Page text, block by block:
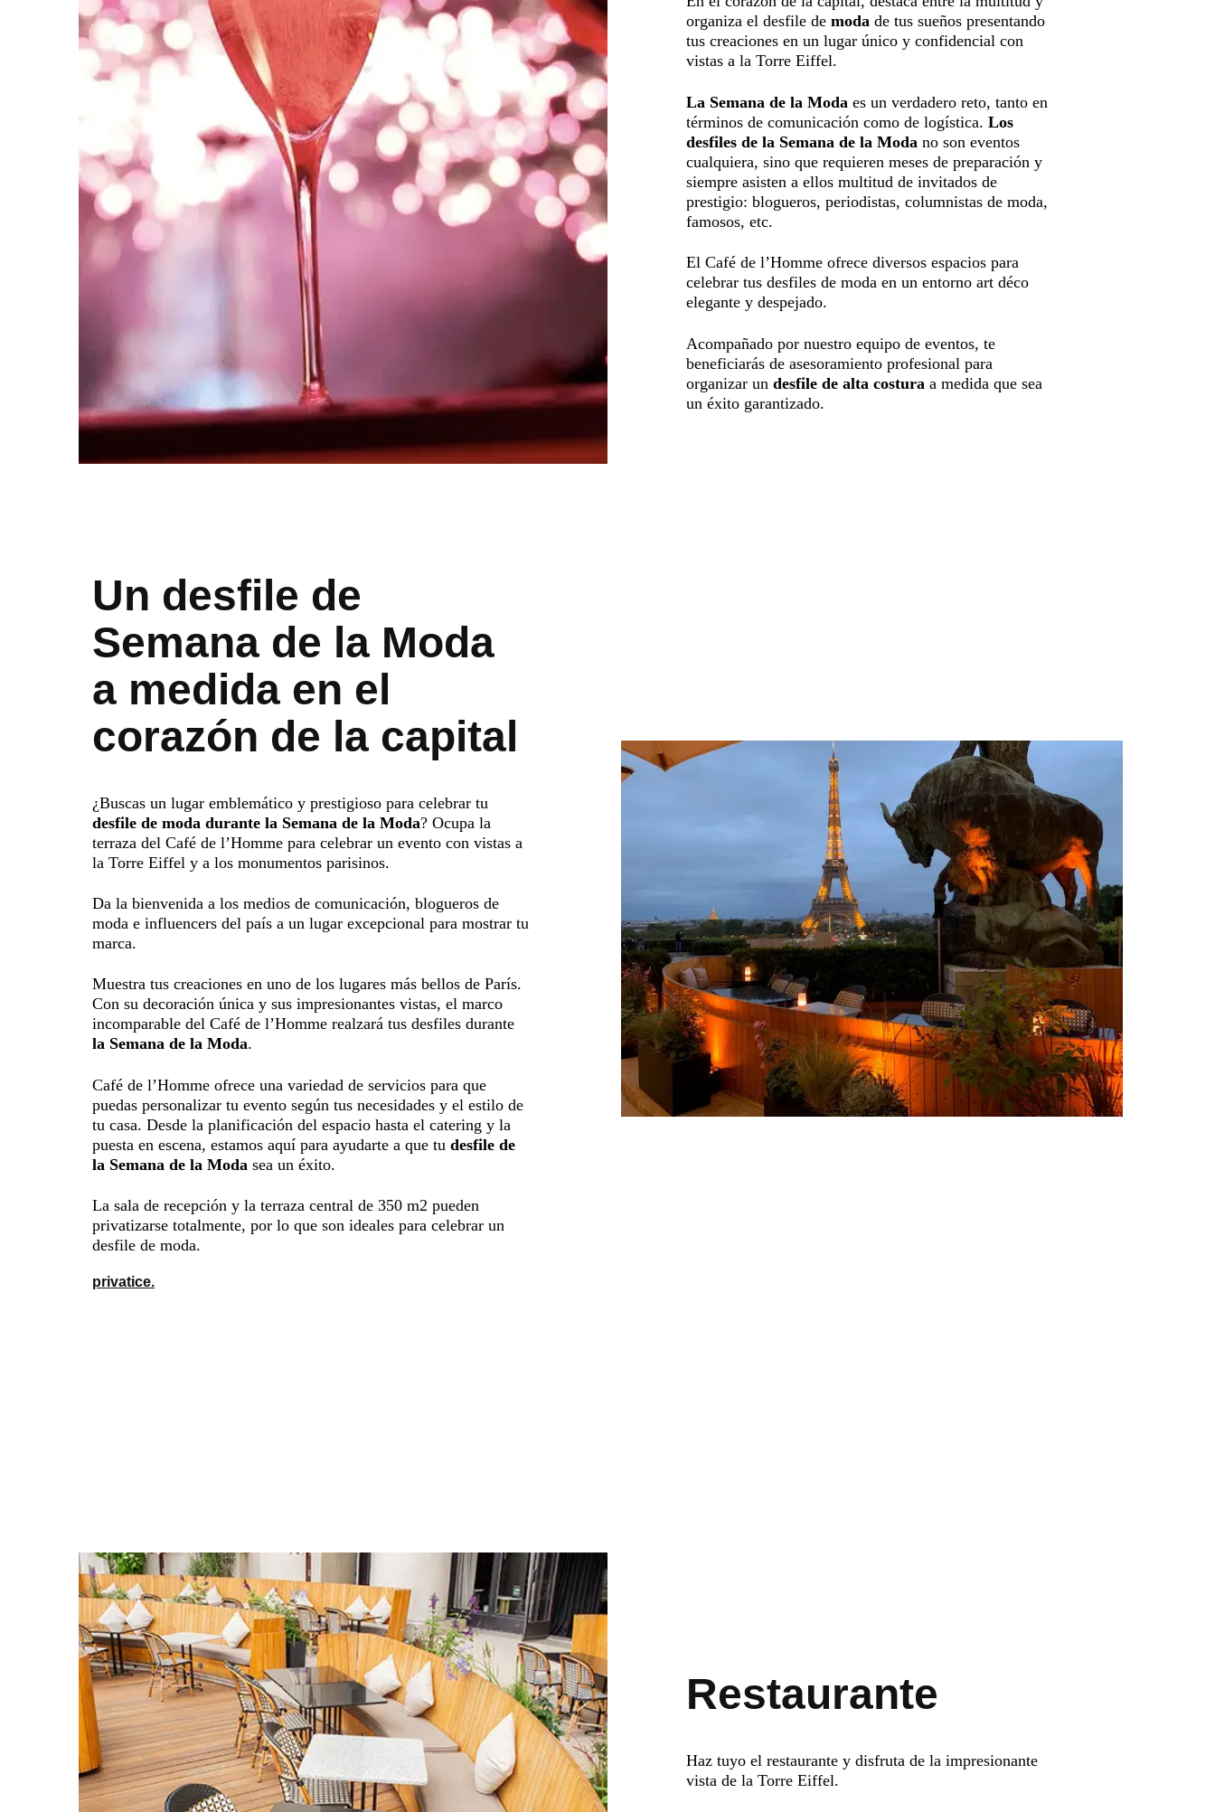
organiza el desfile de moda de tus sueños presentando
tus creaciones en un lugar único y confidencial con
vistas a la Torre Eiffel.
La Semana de la Moda es un verdadero reto, tanto en
términos de comunicación como de logística. Los
desfiles de la Semana de la Moda no son eventos
cualquiera, sino que requieren meses de preparación y
siempre asisten a ellos multitud de invitados de
prestigio: blogueros, periodistas, columnistas de moda,
famosos, etc.
El Café de l’Homme ofrece diversos espacios para
celebrar tus desfiles de moda en un entorno art déco
elegante y despejado.
Acompañado por nuestro equipo de eventos, te
beneficiarás de asesoramiento profesional para
organizar un desfile de alta costura a medida que sea
un éxito garantizado.
Un desfile de
Semana de la Moda
a medida en el
corazón de la capital
¿Buscas un lugar emblemático y prestigioso para celebrar tu
desfile de moda durante la Semana de la Moda? Ocupa la
terraza del Café de l’Homme para celebrar un evento con vistas a
la Torre Eiffel y a los monumentos parisinos.
Da la bienvenida a los medios de comunicación, blogueros de
moda e influencers del país a un lugar excepcional para mostrar tu
marca.
Muestra tus creaciones en uno de los lugares más bellos de París.
Con su decoración única y sus impresionantes vistas, el marco
incomparable del Café de l’Homme realzará tus desfiles durante
la Semana de la Moda.
Café de l’Homme ofrece una variedad de servicios para que
puedas personalizar tu evento según tus necesidades y el estilo de
tu casa. Desde la planificación del espacio hasta el catering y la
puesta en escena, estamos aquí para ayudarte a que tu desfile de
la Semana de la Moda sea un éxito.
La sala de recepción y la terraza central de 350 m2 pueden
privatizarse totalmente, por lo que son ideales para celebrar un
desfile de moda.
privatice.
Restaurante
Haz tuyo el restaurante y disfruta de la impresionante
vista de la Torre Eiffel.